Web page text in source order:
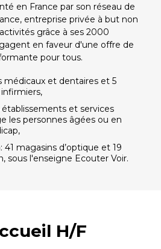
en France par son réseau de
entreprise privée à but non
grâce à ses 2000
en faveur d'une offre de
pour tous.
médicaux et dentaires et 5
établissements et services
les personnes âgées ou en
magasins d’optique et 19
sous l'enseigne Ecouter Voir.
H/F